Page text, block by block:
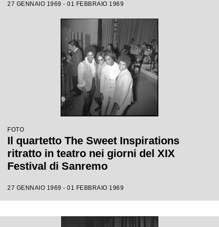
27 GENNAIO 1969 - 01 FEBBRAIO 1969
FOTO
Il quartetto The Sweet Inspirations
ritratto in teatro nei giorni del XIX
Festival di Sanremo
27 GENNAIO 1969 - 01 FEBBRAIO 1969